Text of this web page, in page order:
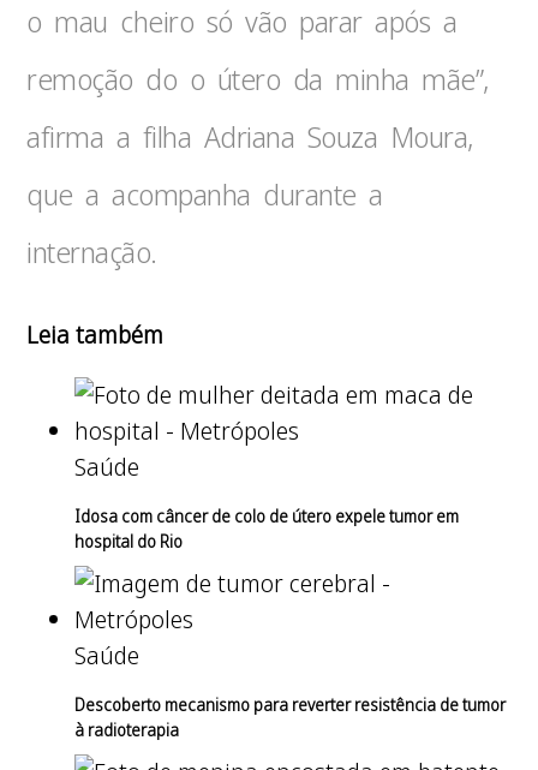
o mau cheiro só vão parar após a
remoção do o útero da minha mãe”,
afirma a filha Adriana Souza Moura,
que a acompanha durante a
internação.
Leia também
Saúde
Idosa com câncer de colo de útero expele tumor em
hospital do Rio
Saúde
Descoberto mecanismo para reverter resistência de tumor
à radioterapia